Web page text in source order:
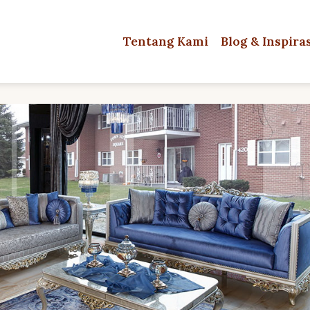
Tentang Kami Blog &